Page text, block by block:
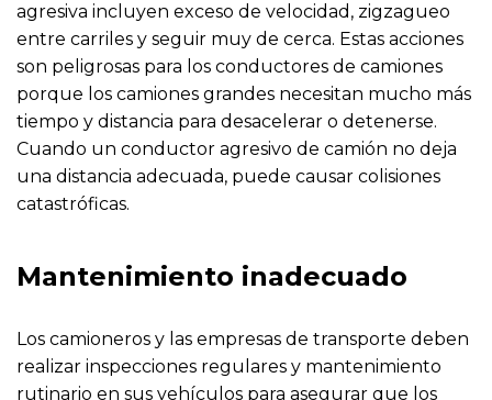
agresiva incluyen exceso de velocidad, zigzagueo
entre carriles y seguir muy de cerca. Estas acciones
son peligrosas para los conductores de camiones
porque los camiones grandes necesitan mucho más
tiempo y distancia para desacelerar o detenerse.
Cuando un conductor agresivo de camión no deja
una distancia adecuada, puede causar colisiones
catastróficas.
Mantenimiento inadecuado
Los camioneros y las empresas de transporte deben
realizar inspecciones regulares y mantenimiento
rutinario en sus vehículos para asegurar que los